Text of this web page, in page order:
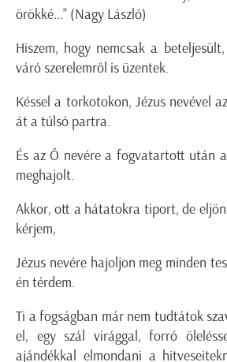
örökké…" (Nagy László)
Hiszem, hogy nemcsak a
váró szerelemről is üzentek.
Késsel a torkotokon, Jézus nevével
át a túlsó partra.
És az Ő nevére a fogvatartott után
meghajolt.
Akkor, ott a hátatokra tiport, de eljön
kérjem,
Jézus nevére hajoljon meg minden
én térdem.
Ti a fogságban már nem tudtátok
el, egy szál virággal, forró
ajándékkal elmondani a